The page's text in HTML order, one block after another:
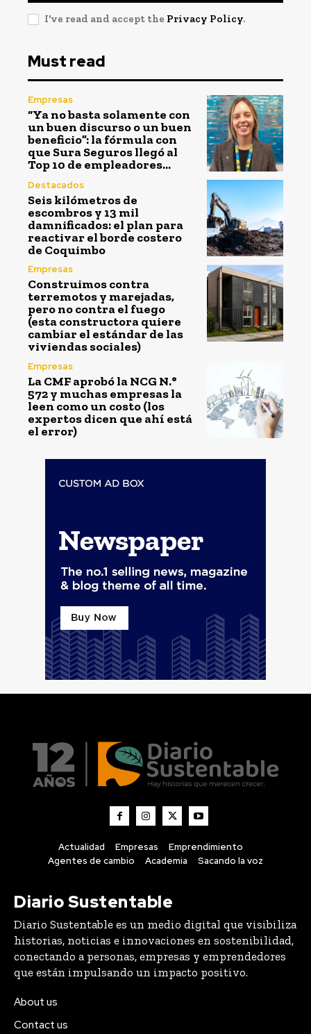
I've read and accept the Privacy Policy.
Must read
Empresas
“Ya no basta solamente con
un buen discurso o un buen
beneficio”: la fórmula con
que Sura Seguros llegó al
Top 10 de empleadores...
Destacados
Seis kilómetros de
escombros y 13 mil
damnificados: el plan para
reactivar el borde costero
de Coquimbo
Empresas
Construimos contra
terremotos y marejadas,
pero no contra el fuego
(esta constructora quiere
cambiar el estándar de las
viviendas sociales)
Empresas
La CMF aprobó la NCG N.°
572 y muchas empresas la
leen como un costo (los
expertos dicen que ahí está
el error)
Actualidad Empresas
Emprendimiento
Agentes de cambio
Academia Sacando la voz
Diario Sustentable
Diario Sustentable es un medio digital que visibiliza
historias, noticias e innovaciones en sostenibilidad,
conectando a personas, empresas y emprendedores
que están impulsando un impacto positivo.
About us
Contact us